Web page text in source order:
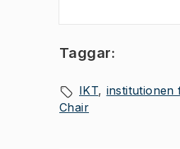
Taggar:
IKT institutionen
Chair